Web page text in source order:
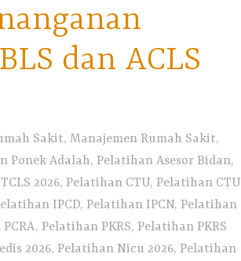
dan ACLS
Sakit, Manajemen Rumah Sakit,
Adalah, Pelatihan Asesor Bidan,
2026, Pelatihan CTU, Pelatihan CTU
IPCD, Pelatihan IPCN, Pelatihan
Pelatihan PKRS, Pelatihan PKRS
2026, Pelatihan Nicu 2026, Pelatihan